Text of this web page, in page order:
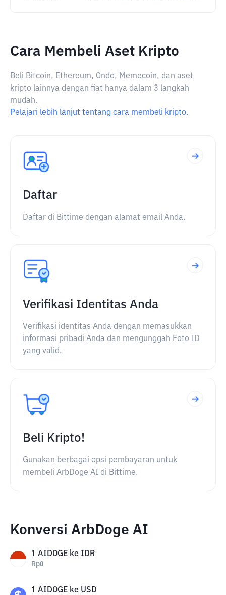
Cara Membeli Aset Kripto
Beli Bitcoin, Ethereum, Ondo, Memecoin, dan aset
kripto lainnya dengan fiat hanya dalam 3 langkah
mudah.
Pelajari lebih lanjut tentang cara membeli kripto.
Daftar
Daftar di Bittime dengan alamat email Anda.
Verifikasi Identitas Anda
Verifikasi identitas Anda dengan memasukkan
informasi pribadi Anda dan mengunggah Foto ID
yang valid.
Beli Kripto!
Gunakan berbagai opsi pembayaran untuk
membeli ArbDoge AI di Bittime.
Konversi ArbDoge AI
1 AIDOGE ke IDR
Rp0
1 AIDOGE ke USD